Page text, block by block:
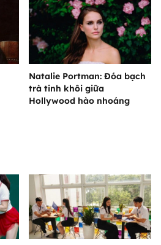
Natalie Portman: Đóa bạch
trà tinh khôi giữa
Hollywood hào nhoáng